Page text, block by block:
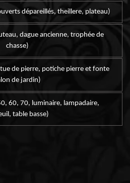
dépareillés, theillere, plateau)
dague ancienne, trophée de
chasse)
de pierre, potiche pierre et fonte
de jardin)
60, 70, luminaire, lampadaire,
table basse)